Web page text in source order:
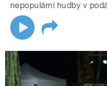
nepopulární hudby v